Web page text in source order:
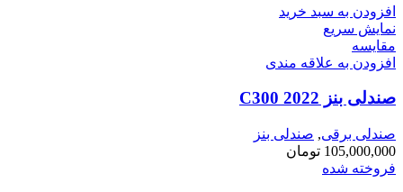
افزودن به سبد خرید
نمایش سریع
مقايسه
افزودن به علاقه مندی
صندلی بنز C300 2022
صندلی برقی, صندلی بنز
105,000,000 تومان
فروخته شده